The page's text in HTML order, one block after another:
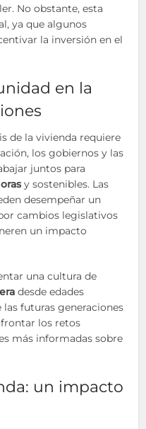
No obstante, esta
ya que algunos
la inversión en el
en la
de la vivienda requiere
los gobiernos y las
juntos para
y sostenibles. Las
desempeñar un
cambios legislativos
un impacto
una cultura de
desde edades
futuras generaciones
los retos
más informadas sobre
un impacto